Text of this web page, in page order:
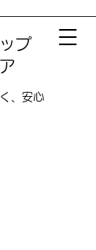
プ
、安心